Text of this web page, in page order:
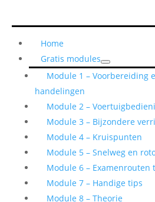
Home
Gratis modules
Module 1 – Voorbereiding
handelingen
Module 2 –
Module 3 – Bijzondere
Module 4 – Kruispunten
Module 5 – Snelweg en
Module 6 – Examenrouten
Module 7 – Handige tips
Module 8 – Theorie